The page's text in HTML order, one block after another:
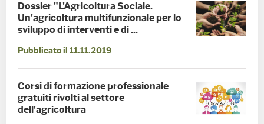
Dossier "L'Agricoltura Sociale.
Un'agricoltura multifunzionale per lo
sviluppo di interventi e di ...
Pubblicato il 11.11.2019
Corsi di formazione professionale
gratuiti rivolti al settore
dell'agricoltura